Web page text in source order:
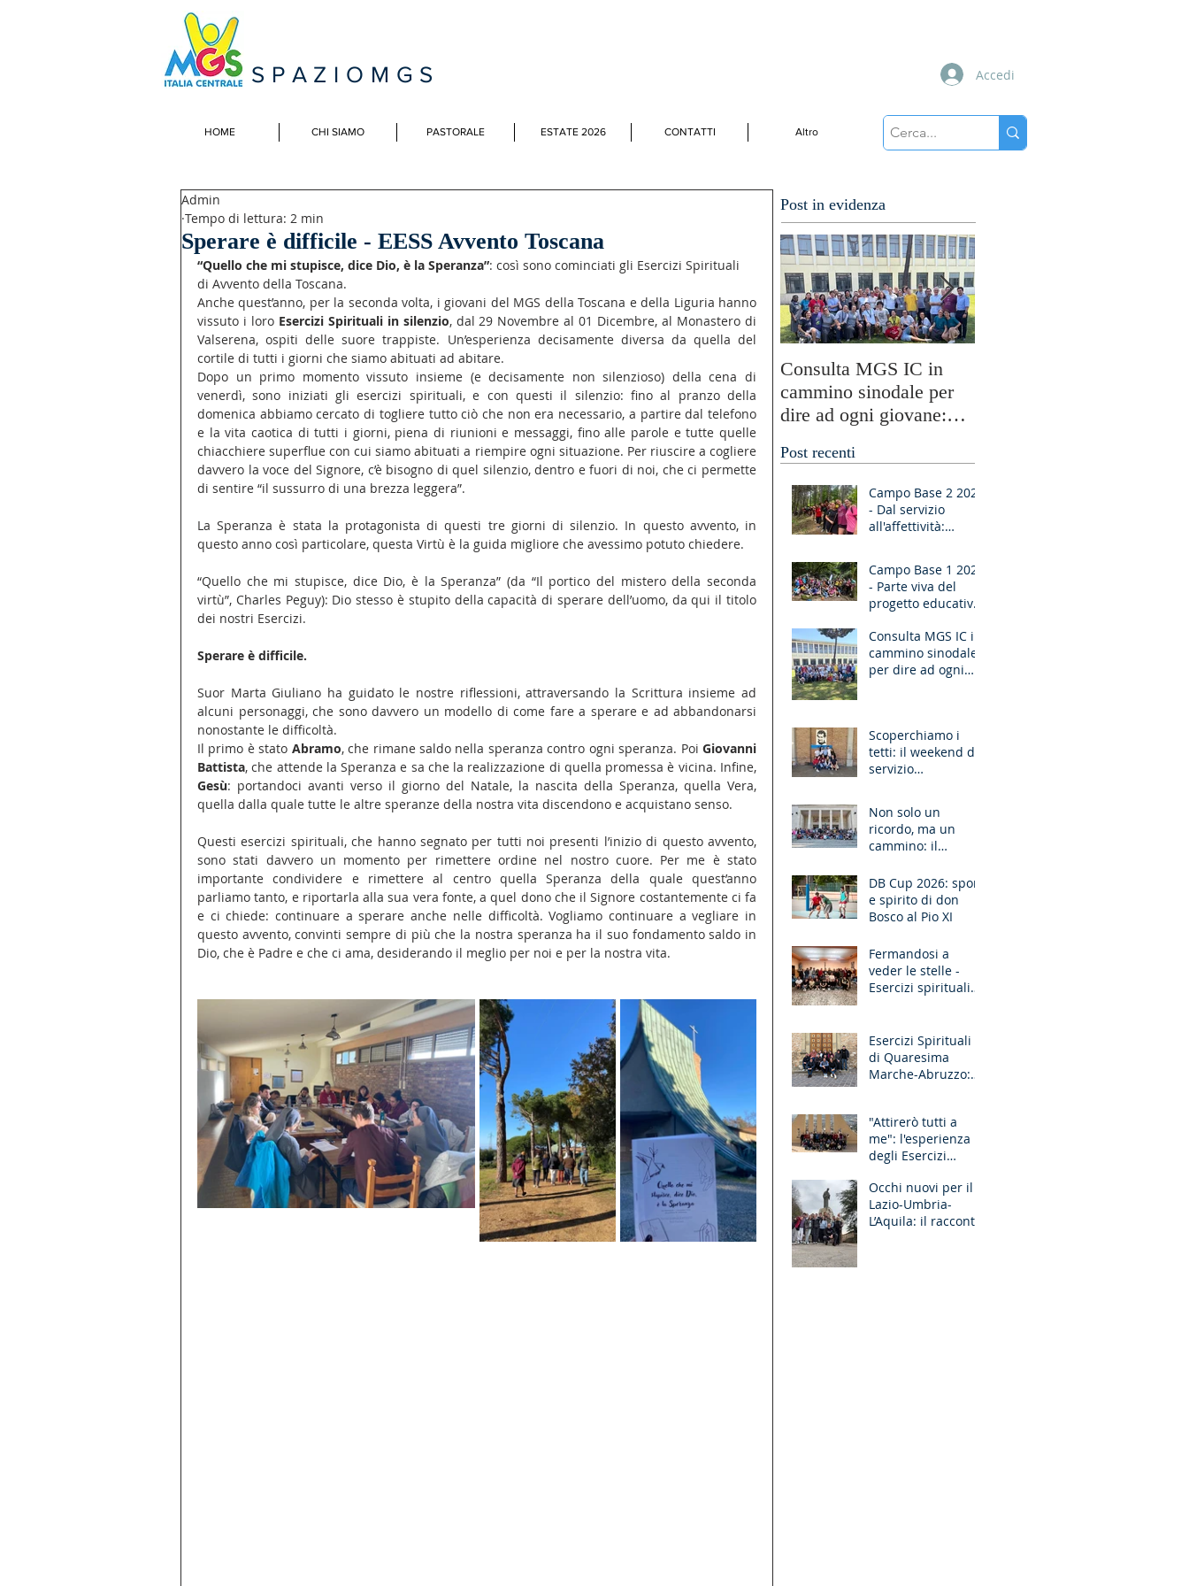
SPAZIOMGS
HOME CHI SIAMO PASTORALE ESTATE 2026 CONTATTI Altro
Accedi
Sperare è difficile - EESS Avvento Toscana
Admin
Tempo di lettura: 2 min
“Quello che mi stupisce, dice Dio, è la Speranza”: così sono cominciati gli Esercizi Spirituali
di Avvento della Toscana.
Anche quest’anno, per la seconda volta, i giovani del MGS della Toscana e della Liguria hanno
vissuto i loro Esercizi Spirituali in silenzio, dal 29 Novembre al 01 Dicembre, al Monastero di
Valserena, ospiti delle suore trappiste. Un’esperienza decisamente diversa da quella del
cortile di tutti i giorni che siamo abituati ad abitare.
Dopo un primo momento vissuto insieme (e decisamente non silenzioso) della cena di
venerdì, sono iniziati gli esercizi spirituali, e con questi il silenzio: fino al pranzo della
domenica abbiamo cercato di togliere tutto ciò che non era necessario, a partire dal telefono
e la vita caotica di tutti i giorni, piena di riunioni e messaggi, fino alle parole e tutte quelle
chiacchiere superflue con cui siamo abituati a riempire ogni situazione. Per riuscire a cogliere
davvero la voce del Signore, c’è bisogno di quel silenzio, dentro e fuori di noi, che ci permette
di sentire “il sussurro di una brezza leggera”.
La Speranza è stata la protagonista di questi tre giorni di silenzio. In questo avvento, in
questo anno così particolare, questa Virtù è la guida migliore che avessimo potuto chiedere.
“Quello che mi stupisce, dice Dio, è la Speranza” (da “Il portico del mistero della seconda
virtù”, Charles Peguy): Dio stesso è stupito della capacità di sperare dell’uomo, da qui il titolo
dei nostri Esercizi.
Sperare è difficile.
Suor Marta Giuliano ha guidato le nostre riflessioni, attraversando la Scrittura insieme ad
alcuni personaggi, che sono davvero un modello di come fare a sperare e ad abbandonarsi
nonostante le difficoltà.
Il primo è stato Abramo, che rimane saldo nella speranza contro ogni speranza. Poi Giovanni
Battista
Gesù: portandoci avanti verso il giorno del Natale, la nascita della Speranza, quella Vera,
quella dalla quale tutte le altre speranze della nostra vita discendono e acquistano senso.
Questi esercizi spirituali, che hanno segnato per tutti noi presenti l’inizio di questo avvento,
sono stati davvero un momento per rimettere ordine nel nostro cuore. Per me è stato
importante condividere e rimettere al centro quella Speranza della quale quest’anno
parliamo tanto, e riportarla alla sua vera fonte, a quel dono che il Signore costantemente ci fa
e ci chiede: continuare a sperare anche nelle difficoltà. Vogliamo continuare a vegliare in
questo avvento, convinti sempre di più che la nostra speranza ha il suo fondamento saldo in
Dio, che è Padre e che ci ama, desiderando il meglio per noi e per la nostra vita.
Post in evidenza
Consulta MGS IC in
cammino sinodale per
dire ad ogni giovane:
Alzati!”
Post recenti
Campo Base 2 2026
- Dal servizio
all'affettività:
Campo Base 1 2026
- Parte viva del
progetto educativo
Consulta MGS IC in
cammino sinodale
per dire ad ogni
Scoperchiamo i
tetti: il weekend di
servizio
Non solo un
ricordo, ma un
cammino: il
unisce le
generazioni
DB Cup 2026: sport
e spirito di don
Bosco al Pio XI
Fermandosi a
veder le stelle -
Esercizi spirituali
Esercizi Spirituali
di Quaresima
Marche-Abruzzo:
"Attirerò tutti a
me": l'esperienza
degli Esercizi
Liguria-Toscana e
GR Discernimento
Occhi nuovi per il
Lazio-Umbria-
L’Aquila: il racconto